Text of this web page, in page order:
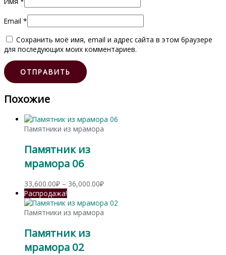
Email *
Сохранить моё имя, email и адрес сайта в этом браузере
для последующих моих комментариев.
Похожие
Памятники из мрамора
Памятник из
мрамора 06
33,600.00₽ – 36,000.00₽Диапазон
33,600.00₽
Распродажа!
Памятники из мрамора
Памятник из
мрамора 02